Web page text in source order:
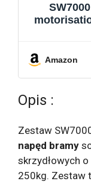
Amazon
Opis :
Zestaw
napęd bramy
skrzydłowych
250kg. Zestaw